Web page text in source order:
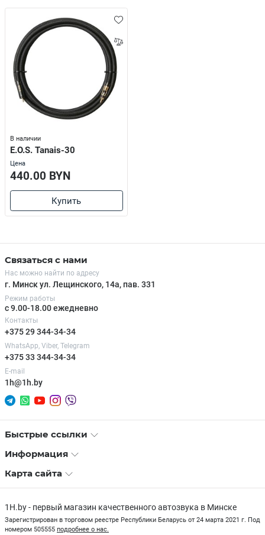
В наличии
E.O.S. Tanais-30
Цена
440.00 BYN
Купить
Связаться с нами
Нас можно найти по адресу
г. Минск ул. Лещинского, 14а, пав. 331
Режим работы
с 9.00-18.00 ежедневно
Контакты
+375 29 344-34-34
WhatsApp, Viber, Telegram
+375 33 344-34-34
E-mail
1h@1h.by
Быстрые ссылки
Информация
Карта сайта
1H.by - первый магазин качественного автозвука в Минске
Зарегистрирован в торговом реестре Республики Беларусь от 24 марта 2021 г. Под
номером 505555 подробнее о нас.